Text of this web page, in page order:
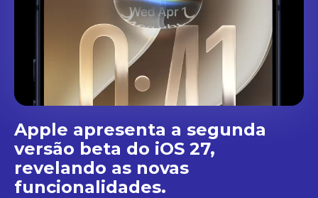
Apple apresenta a segunda
versão beta do iOS 27,
revelando as novas
funcionalidades.